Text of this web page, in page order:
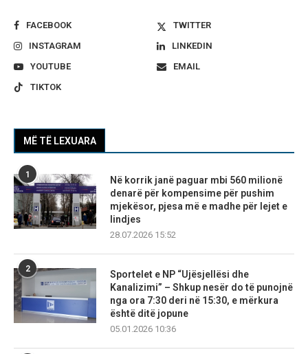
FACEBOOK
TWITTER
INSTAGRAM
LINKEDIN
YOUTUBE
EMAIL
TIKTOK
MË TË LEXUARA
1
Në korrik janë paguar mbi 560 milionë
denarë për kompensime për pushim
mjekësor, pjesa më e madhe për lejet e
lindjes
28.07.2026 15:52
2
Sportelet e NP “Ujësjellësi dhe
Kanalizimi” – Shkup nesër do të punojnë
nga ora 7:30 deri në 15:30, e mërkura
është ditë jopune
05.01.2026 10:36